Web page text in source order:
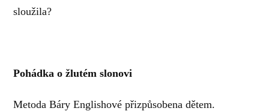
sloužila?
Pohádka o žlutém slonovi
Metoda Báry Englishové přizpůsobena dětem.